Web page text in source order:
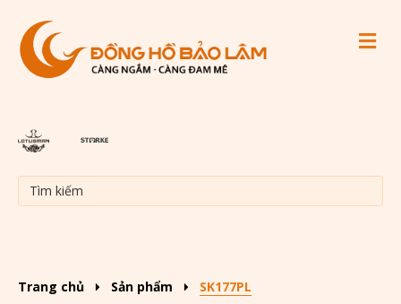
Trang chủ Sản phẩm SK177PL